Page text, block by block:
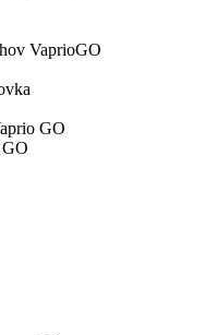
VaprioGO
GO